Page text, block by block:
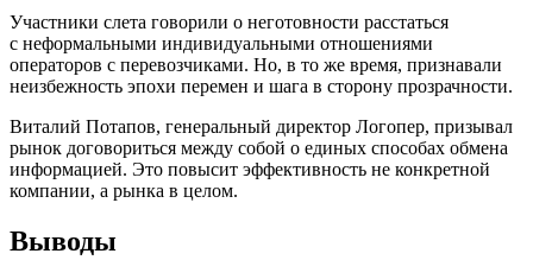
Участники слета говорили о неготовности расстаться
с неформальными индивидуальными отношениями
операторов с перевозчиками. Но, в то же время, признавали
неизбежность эпохи перемен и шага в сторону прозрачности.
Виталий Потапов, генеральный директор Логопер, призывал
рынок договориться между собой о единых способах обмена
информацией. Это повысит эффективность не конкретной
компании, а рынка в целом.
Выводы